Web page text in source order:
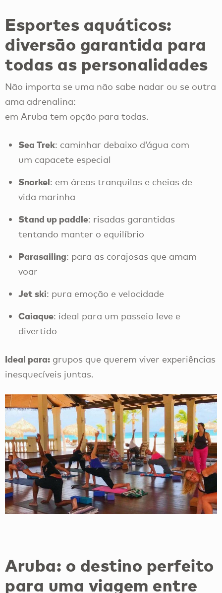
Esportes aquáticos:
diversão garantida para
todas as personalidades
Não importa se uma não sabe nadar ou se outra
ama adrenalina:
em Aruba tem opção para todas.
Sea Trek: caminhar debaixo d’água com
um capacete especial
Snorkel: em áreas tranquilas e cheias de
vida marinha
Stand up paddle: risadas garantidas
tentando manter o equilíbrio
Parasailing: para as corajosas que amam
voar
Jet ski: pura emoção e velocidade
Caiaque: ideal para um passeio leve e
divertido
Ideal para: grupos que querem viver experiências
inesquecíveis juntas.
Aruba: o destino perfeito
para uma viagem entre